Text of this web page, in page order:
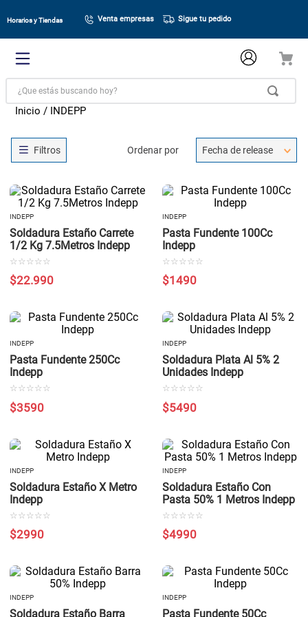
Horarios y Tiendas Venta empresas Sigue tu pedido
¿Que estás buscando hoy?
INDEPP
Ordenar por Fecha de release
INDEPP
Soldadura Estaño Carrete
1/2 Kg 7.5Metros Indepp
☆ ☆ ☆ ☆ ☆
$22.990
INDEPP
Pasta Fundente 100Cc
Indepp
☆ ☆ ☆ ☆ ☆
$1490
INDEPP
Pasta Fundente 250Cc
Indepp
☆ ☆ ☆ ☆ ☆
$3590
INDEPP
Soldadura Plata Al 5% 2
Unidades Indepp
☆ ☆ ☆ ☆ ☆
$5490
INDEPP
Soldadura Estaño X Metro
Indepp
☆ ☆ ☆ ☆ ☆
$2990
INDEPP
Soldadura Estaño Con
Pasta 50% 1 Metros Indepp
☆ ☆ ☆ ☆ ☆
$4990
INDEPP
Soldadura Estaño Barra
INDEPP
Pasta Fundente 50Cc